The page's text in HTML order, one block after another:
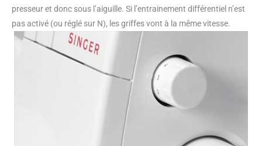
presseur et donc sous l’aiguille. Si l’entrainement différentiel n’est
pas activé (ou réglé sur N), les griffes vont à la même vitesse.